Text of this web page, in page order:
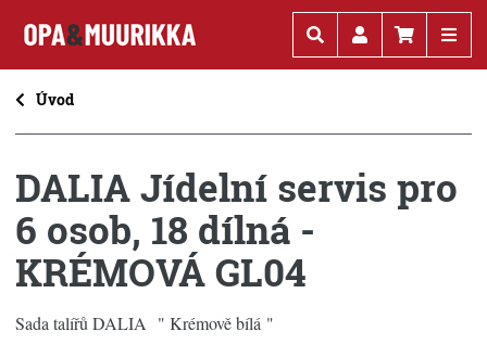
Úvod
DALIA Jídelní servis pro
6 osob, 18 dílná -
KRÉMOVÁ GL04
Sada talířů DALIA " Krémově bílá "